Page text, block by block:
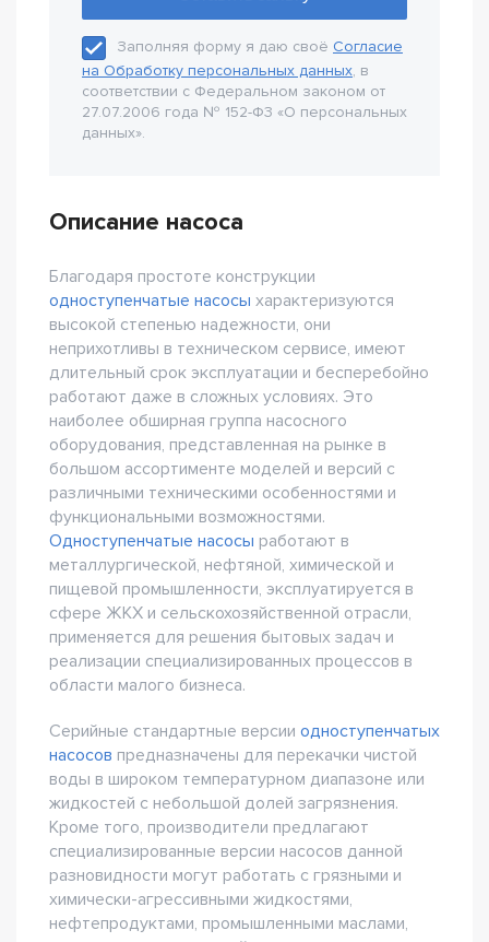
Заполняя форму я даю своё Согласие
на Обработку персональных данных, в
соответствии с Федеральном законом от
27.07.2006 года № 152-Ф3 «О персональных
данных».
Описание насоса
Благодаря простоте конструкции
одноступенчатые насосы характеризуются
высокой степенью надежности, они
неприхотливы в техническом сервисе, имеют
длительный срок эксплуатации и бесперебойно
работают даже в сложных условиях. Это
наиболее обширная группа насосного
оборудования, представленная на рынке в
большом ассортименте моделей и версий с
различными техническими особенностями и
функциональными возможностями.
Одноступенчатые насосы работают в
металлургической, нефтяной, химической и
пищевой промышленности, эксплуатируется в
сфере ЖКХ и сельскохозяйственной отрасли,
применяется для решения бытовых задач и
реализации специализированных процессов в
области малого бизнеса.
Серийные стандартные версии одноступенчатых
насосов предназначены для перекачки чистой
воды в широком температурном диапазоне или
жидкостей с небольшой долей загрязнения.
Кроме того, производители предлагают
специализированные версии насосов данной
разновидности могут работать с грязными и
химически-агрессивными жидкостями,
нефтепродуктами, промышленными маслами,